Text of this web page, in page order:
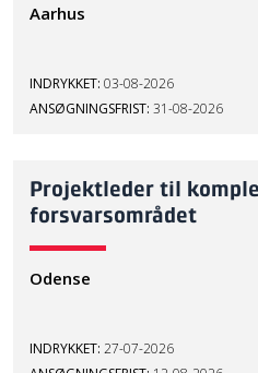
Aarhus
INDRYKKET: 03-08-2026
ANSØGNINGSFRIST: 31-08-2026
Projektleder til
forsvarsområdet
Odense
INDRYKKET: 27-07-2026